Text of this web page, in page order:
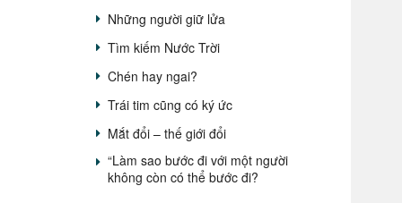
Những người giữ lửa
Tìm kiếm Nước Trời
Chén hay ngai?
Trái tim cũng có ký ức
Mắt đổi – thế giới đổi
“Làm sao bước đi với một người
không còn có thể bước đi?